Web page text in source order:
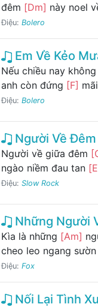
đêm [Dm] này noel
Điệu: Bolero
Em Về Kẻo
Nếu chiều nay
anh còn đứng [F]
Điệu: Bolero
Người Về Đêm
Người về giữa đêm
ngào niềm đau tan
Điệu: Slow Rock
Những Người
Kìa là những [Am]
cheo leo ngang sườn
Điệu: Fox
Nối Lại Tình